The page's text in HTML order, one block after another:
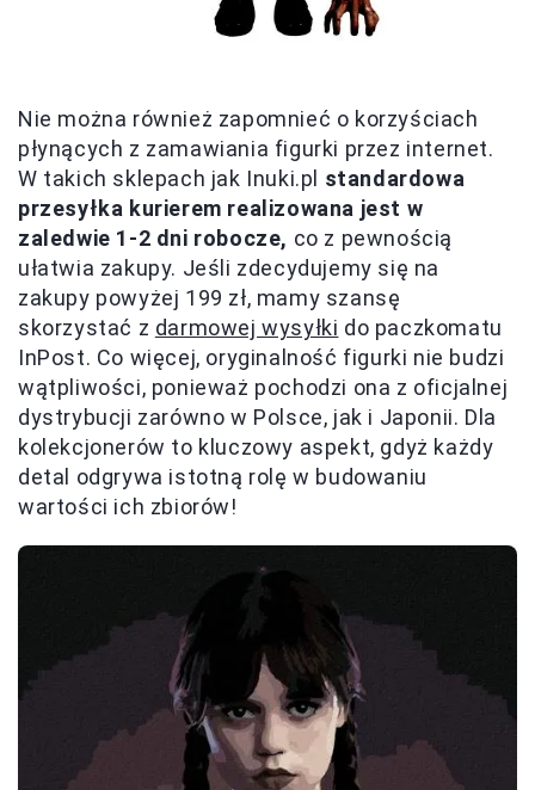
Nie można również zapomnieć o korzyściach
płynących z zamawiania figurki przez internet.
W takich sklepach jak Inuki.pl standardowa
przesyłka kurierem realizowana jest w
zaledwie 1-2 dni robocze, co z pewnością
ułatwia zakupy. Jeśli zdecydujemy się na
zakupy powyżej 199 zł, mamy szansę
skorzystać z darmowej wysyłki do paczkomatu
InPost. Co więcej, oryginalność figurki nie budzi
wątpliwości, ponieważ pochodzi ona z oficjalnej
dystrybucji zarówno w Polsce, jak i Japonii. Dla
kolekcjonerów to kluczowy aspekt, gdyż każdy
detal odgrywa istotną rolę w budowaniu
wartości ich zbiorów!